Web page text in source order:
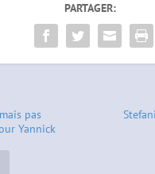
PARTAGER:
pas
Yannick